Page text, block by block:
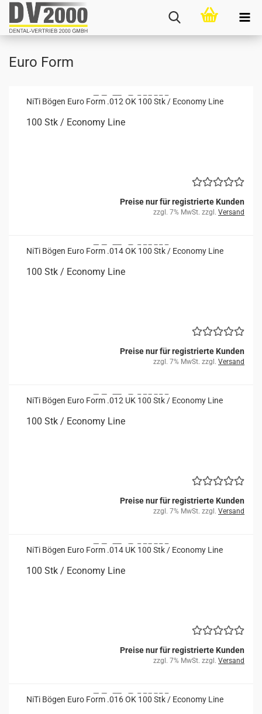
Euro Form
NiTi Bögen Euro Form .012 OK 100 Stk / Eco­no­my Line
100 Stk / Eco­no­my Line
Preise nur für registrierte Kunden
zzgl. 7% MwSt. zzgl. Versand
NiTi Bögen Euro Form .014 OK 100 Stk / Eco­no­my Line
100 Stk / Eco­no­my Line
Preise nur für registrierte Kunden
zzgl. 7% MwSt. zzgl. Versand
NiTi Bögen Euro Form .012 UK 100 Stk / Eco­no­my Line
100 Stk / Eco­no­my Line
Preise nur für registrierte Kunden
zzgl. 7% MwSt. zzgl. Versand
NiTi Bögen Euro Form .014 UK 100 Stk / Eco­no­my Line
100 Stk / Eco­no­my Line
Preise nur für registrierte Kunden
zzgl. 7% MwSt. zzgl. Versand
NiTi Bögen Euro Form .016 OK 100 Stk / Eco­no­my Line